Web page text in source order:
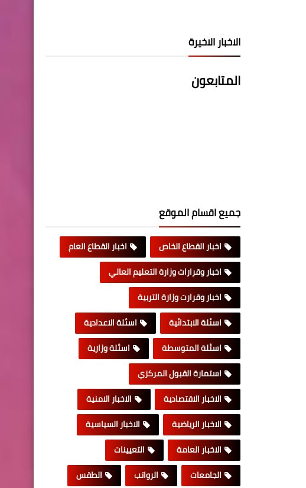
الاخبار الاخيرة
المتابعون
جميع اقسام الموقع
اخبار القطاع الخاص
اخبار القطاع العام
اخبار وقرارات وزارة التعليم العالي
اخبار وقرارت وزارة التربية
اسئلة الابتدائية
اسئلة الاعدادية
اسئلة المتوسطة
اسئلة وزارية
استمارة القبول المركزي
الاخبار الاقتصادية
الاخبار الامنية
الاخبار الرياضية
الاخبار السياسية
الاخبار العامة
التعيينات
الجامعات
الرواتب الطقس